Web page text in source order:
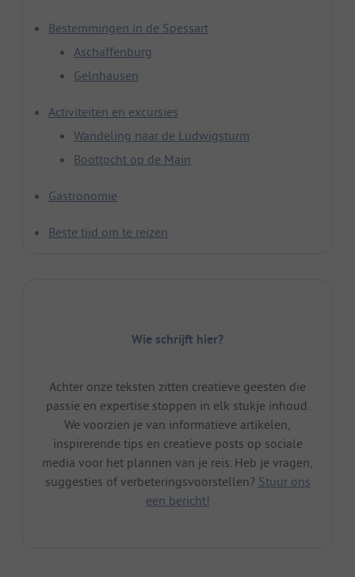
Bestemmingen in de Spessart
Aschaffenburg
Gelnhausen
Activiteiten en excursies
Wandeling naar de Ludwigsturm
Boottocht op de Main
Gastronomie
Beste tijd om te reizen
Wie schrijft hier?
Achter onze teksten zitten creatieve geesten die
passie en expertise stoppen in elk stukje inhoud.
We voorzien je van informatieve artikelen,
inspirerende tips en creatieve posts op sociale
media voor het plannen van je reis. Heb je vragen,
suggesties of verbeteringsvoorstellen? Stuur ons
een bericht!